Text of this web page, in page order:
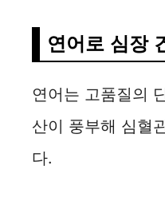
연어로 심장
연어는 고품질의
산이 풍부해 심혈
다.